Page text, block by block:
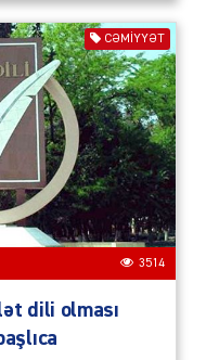
CƏMIYYƏT
3514
dili olması